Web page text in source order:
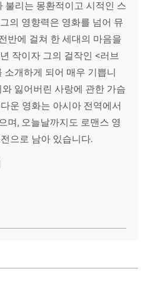
불리는 몽환적이고 시적인 스
의 영향력은 영화를 넘어 뮤
반에 걸쳐 한 세대의 마음을
작이자 그의 걸작인 <러브
개하게 되어 매우 기쁩니
잃어버린 사랑에 관한 가슴
운 영화는 아시아 전역에서
며, 오늘날까지도 로맨스 영
으로 남아 있습니다.